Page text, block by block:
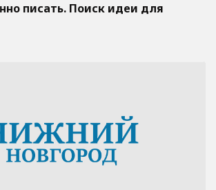
писать. Поиск идеи для